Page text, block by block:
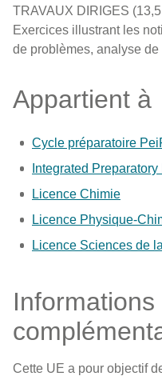
TRAVAUX DIRIGES
Exercices illustrant les
de problèmes, analyse
Appartient à
Cycle préparatoire
Integrated
Licence Chimie
Licence Physique-
Licence Sciences de
Informations
Cette UE a pour objectif